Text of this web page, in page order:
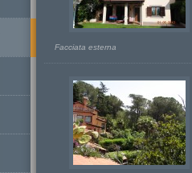
Facciata esterna